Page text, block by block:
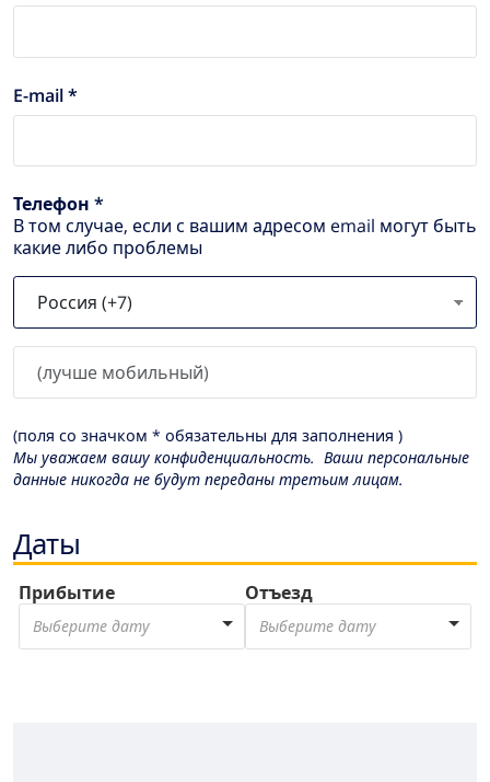
E-mail *
Телефон *
В том случае, если с вашим адресом email могут быть
какие либо проблемы
(поля со значком * обязательны для заполнения )
Мы уважаем вашу конфиденциальность. Ваши персональные
данные никогда не будут переданы третьим лицам.
Даты
Прибытие
Выберите дату
Отъезд
Выберите дату